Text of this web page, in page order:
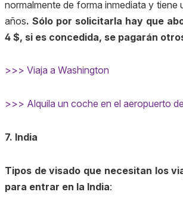
normalmente de forma inmediata y tiene
años. Sólo por solicitarla hay que
4 $, si es concedida, se pagarán
>>> Viaja a Washington
>>> Alquila un coche en el aeropuerto
7. India
Tipos de visado que necesitan los
para entrar en la India: